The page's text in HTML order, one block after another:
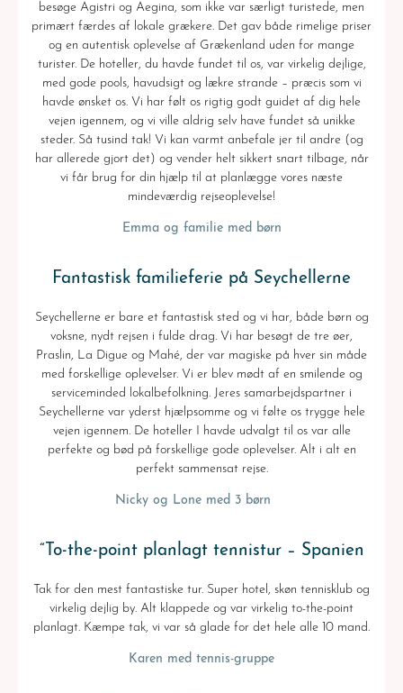
besøge Agistri og Aegina, som ikke var særligt turistede, men
primært færdes af lokale grækere. Det gav både rimelige priser
og en autentisk oplevelse af Grækenland uden for mange
turister. De hoteller, du havde fundet til os, var virkelig dejlige,
med gode pools, havudsigt og lækre strande – præcis som vi
havde ønsket os. Vi har følt os rigtig godt guidet af dig hele
vejen igennem, og vi ville aldrig selv have fundet så unikke
steder. Så tusind tak! Vi kan varmt anbefale jer til andre (og
har allerede gjort det) og vender helt sikkert snart tilbage, når
vi får brug for din hjælp til at planlægge vores næste
mindeværdig rejseoplevelse!
Emma og familie med børn
Fantastisk familieferie på Seychellerne
Seychellerne er bare et fantastisk sted og vi har, både børn og
voksne, nydt rejsen i fulde drag. Vi har besøgt de tre øer,
Praslin, La Digue og Mahé, der var magiske på hver sin måde
med forskellige oplevelser. Vi er blev mødt af en smilende og
serviceminded lokalbefolkning. Jeres samarbejdspartner i
Seychellerne var yderst hjælpsomme og vi følte os trygge hele
vejen igennem. De hoteller I havde udvalgt til os var alle
perfekte og bød på forskellige gode oplevelser. Alt i alt en
perfekt sammensat rejse.
Nicky og Lone med 3 børn
“To-the-point planlagt tennistur – Spanien
Tak for den mest fantastiske tur. Super hotel, skøn tennisklub og
virkelig dejlig by. Alt klappede og var virkelig to-the-point
planlagt. Kæmpe tak, vi var så glade for det hele alle 10 mand.
Karen med tennis-gruppe